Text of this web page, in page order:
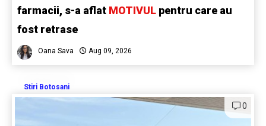
farmacii, s-a aflat MOTIVUL pentru care au
fost retrase
Oana Sava Aug 09, 2026
Stiri Botosani
0